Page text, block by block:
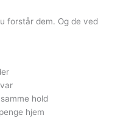
forstår dem. Og de ved
hold
hjem